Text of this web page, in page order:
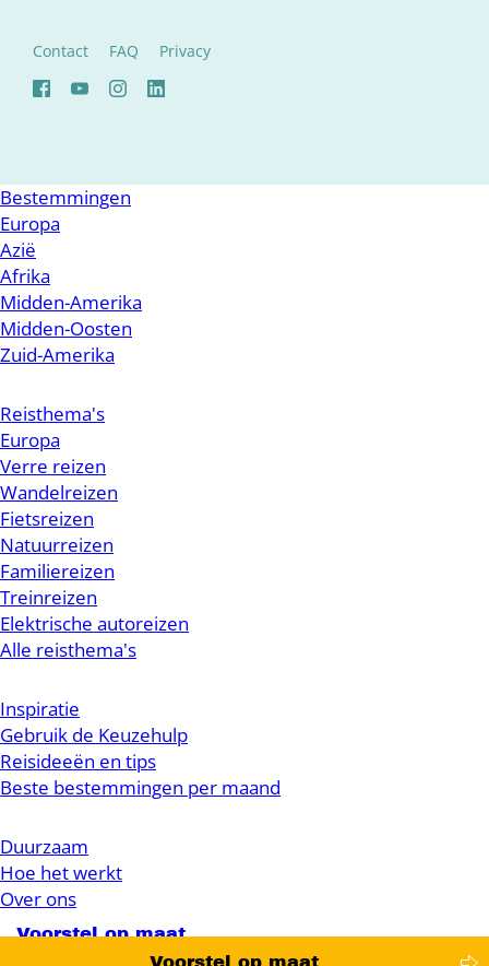
Voorstel op maat
Contact FAQ Privacy
Bestemmingen
Europa
Azië
Afrika
Midden-Amerika
Midden-Oosten
Zuid-Amerika
Reisthema's
Europa
Verre reizen
Wandelreizen
Fietsreizen
Natuurreizen
Familiereizen
Treinreizen
Elektrische autoreizen
Alle reisthema's
Inspiratie
Gebruik de Keuzehulp
Reisideeën en tips
Beste bestemmingen per maand
Duurzaam
Hoe het werkt
Over ons
Voorstel op maat